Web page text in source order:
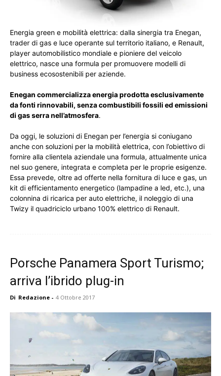
Energia green e mobilità elettrica: dalla sinergia tra Enegan,
trader di gas e luce operante sul territorio italiano, e Renault,
player automobilistico mondiale e pioniere del veicolo
elettrico, nasce una formula per promuovere modelli di
business ecosostenibili per aziende.
Enegan commercializza energia prodotta esclusivamente
da fonti rinnovabili, senza combustibili fossili ed emissioni
di gas serra nell’atmosfera.
Da oggi, le soluzioni di Enegan per l’energia si coniugano
anche con soluzioni per la mobilità elettrica, con l’obiettivo di
fornire alla clientela aziendale una formula, attualmente unica
nel suo genere, integrata e completa per le proprie esigenze.
Essa prevede, oltre ad offerte nella fornitura di luce e gas, un
kit di efficientamento energetico (lampadine a led, etc.), una
colonnina di ricarica per auto elettriche, il noleggio di una
Twizy il quadriciclo urbano 100% elettrico di Renault.
Porsche Panamera Sport Turismo;
arriva l’ibrido plug-in
Di Redazione - 4 Ottobre 2017